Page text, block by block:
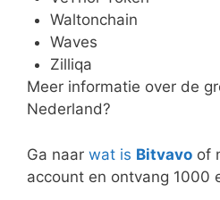
Waltonchain
Waves
Zilliqa
Meer informatie over de
Nederland?
Ga naar wat is Bitvavo of
account en ontvang 1000